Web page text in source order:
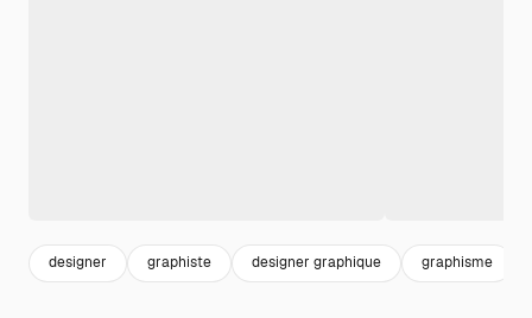
designer graphiste designer graphique graphisme